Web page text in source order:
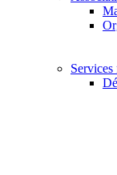
Services